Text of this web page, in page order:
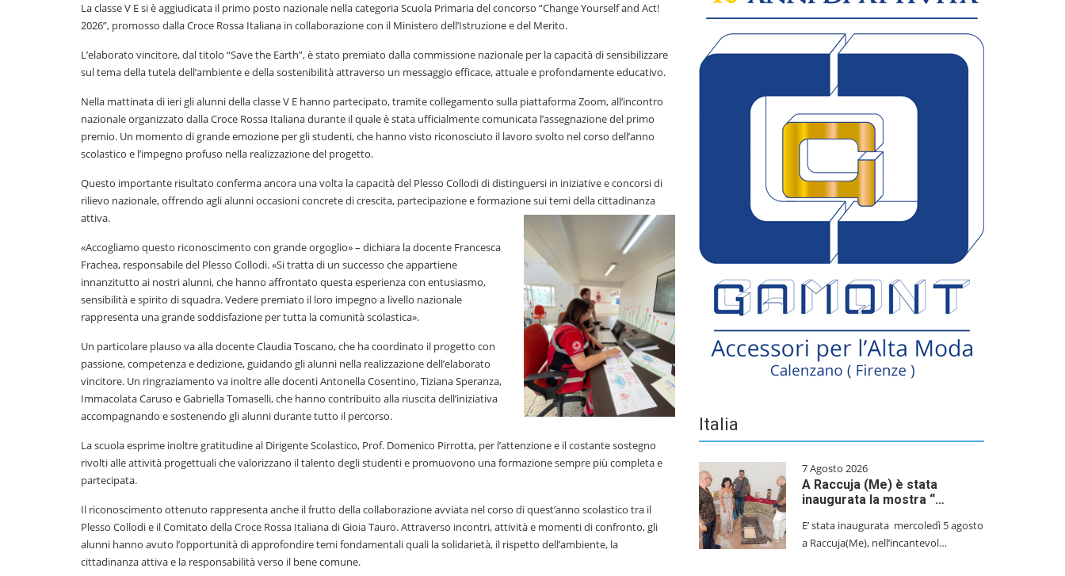
La classe V E si è aggiudicata il primo posto nazionale nella categoria Scuola Primaria del concorso “Change Yourself and Act!
2026”, promosso dalla Croce Rossa Italiana in collaborazione con il Ministero dell’Istruzione e del Merito.
L’elaborato vincitore, dal titolo “Save the Earth”, è stato premiato dalla commissione nazionale per la capacità di sensibilizzare
sul tema della tutela dell’ambiente e della sostenibilità attraverso un messaggio efficace, attuale e profondamente educativo.
Nella mattinata di ieri gli alunni della classe V E hanno partecipato, tramite collegamento sulla piattaforma Zoom, all’incontro
nazionale organizzato dalla Croce Rossa Italiana durante il quale è stata ufficialmente comunicata l’assegnazione del primo
premio. Un momento di grande emozione per gli studenti, che hanno visto riconosciuto il lavoro svolto nel corso dell’anno
scolastico e l’impegno profuso nella realizzazione del progetto.
Questo importante risultato conferma ancora una volta la capacità del Plesso Collodi di distinguersi in iniziative e concorsi di
rilievo nazionale, offrendo agli alunni occasioni concrete di crescita, partecipazione e formazione sui temi della cittadinanza
attiva.
«Accogliamo questo riconoscimento con grande orgoglio» – dichiara la docente Francesca
Frachea, responsabile del Plesso Collodi. «Si tratta di un successo che appartiene
innanzitutto ai nostri alunni, che hanno affrontato questa esperienza con entusiasmo,
sensibilità e spirito di squadra. Vedere premiato il loro impegno a livello nazionale
rappresenta una grande soddisfazione per tutta la comunità scolastica».
Un particolare plauso va alla docente Claudia Toscano, che ha coordinato il progetto con
passione, competenza e dedizione, guidando gli alunni nella realizzazione dell’elaborato
vincitore. Un ringraziamento va inoltre alle docenti Antonella Cosentino, Tiziana Speranza,
Immacolata Caruso e Gabriella Tomaselli, che hanno contribuito alla riuscita dell’iniziativa
accompagnando e sostenendo gli alunni durante tutto il percorso.
La scuola esprime inoltre gratitudine al Dirigente Scolastico, Prof. Domenico Pirrotta, per l’attenzione e il costante sostegno
rivolti alle attività progettuali che valorizzano il talento degli studenti e promuovono una formazione sempre più completa e
partecipata.
Il riconoscimento ottenuto rappresenta anche il frutto della collaborazione avviata nel corso di quest’anno scolastico tra il
Plesso Collodi e il Comitato della Croce Rossa Italiana di Gioia Tauro. Attraverso incontri, attività e momenti di confronto, gli
alunni hanno avuto l’opportunità di approfondire temi fondamentali quali la solidarietà, il rispetto dell’ambiente, la
cittadinanza attiva e la responsabilità verso il bene comune.
Italia
7 Agosto 2026
A Raccuja (Me) è stata
inaugurata la mostra “…
E’ stata inaugurata mercoledì 5 agosto
a Raccuja(Me), nell’incantevol…